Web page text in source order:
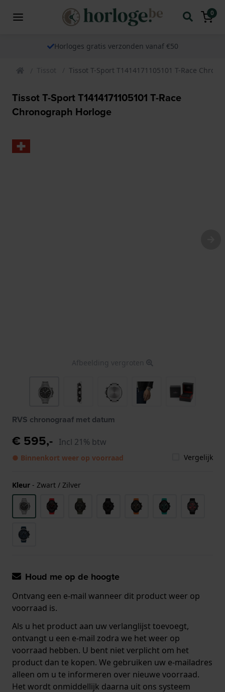
0
Horloges gratis verzonden vanaf €50
Tissot Tissot T-Sport T1414171105101 T-Race
Tissot T-Sport T1414171105101 T-Race
Chronograph Horloge
Afbeelding vergroten
RVS chronograaf met datum
€ 595,- Incl 21% btw
● Binnenkort weer op voorraad Vergelijk
Kleur - Zwart / Zilver
Houd me op de hoogte
Ontvang een e-mail wanneer dit product weer op
voorraad is.
Als u het product aan uw verlanglijst toevoegt,
ontvangt u een e-mail zodra we het weer op
voorraad hebben. U bent niet verplicht om het
product dan te kopen. We gebruiken uw e-mailadres
alleen om u te informeren over nieuwe voorraad.
Het wordt onmiddellijk daarna uit ons systeem